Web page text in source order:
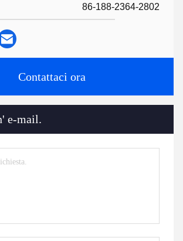
86-188-2364-2802
Contattaci ora
e-mail.